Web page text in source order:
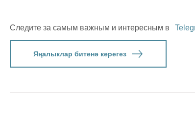
Следите за самым важным и интересным в
Яңалыклар битенә керегез